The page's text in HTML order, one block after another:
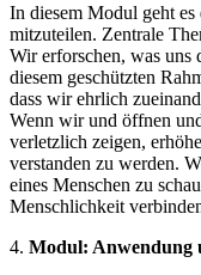
In diesem Modul geht
mitzuteilen. Zentrale
Wir erforschen, was uns
diesem geschützten
dass wir ehrlich
Wenn wir und öffnen
verletzlich zeigen,
verstanden zu werden.
eines Menschen zu
Menschlichkeit
4. Modul: Anwendung